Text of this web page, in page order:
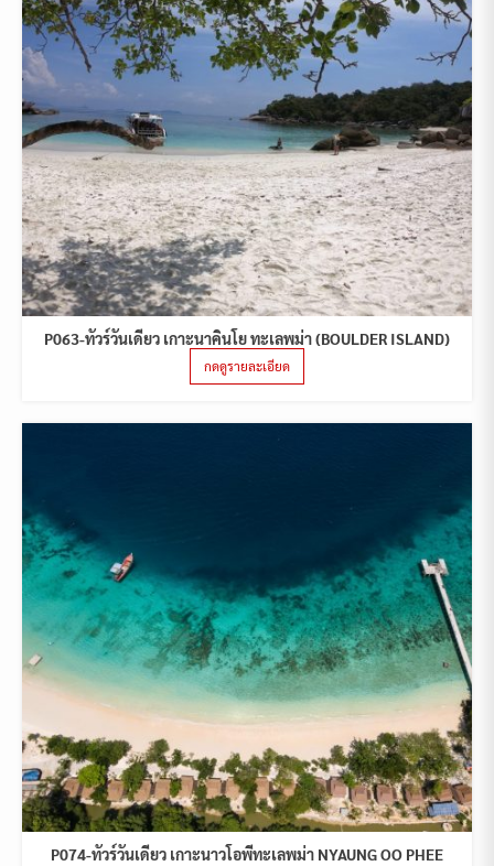
P063-ทัวร์วันเดียว เกาะนาคินโย ทะเลพม่า (BOULDER ISLAND)
กดดูรายละเอียด
P074-ทัวร์วันเดียว เกาะนาวโอพีทะเลพม่า NYAUNG OO PHEE